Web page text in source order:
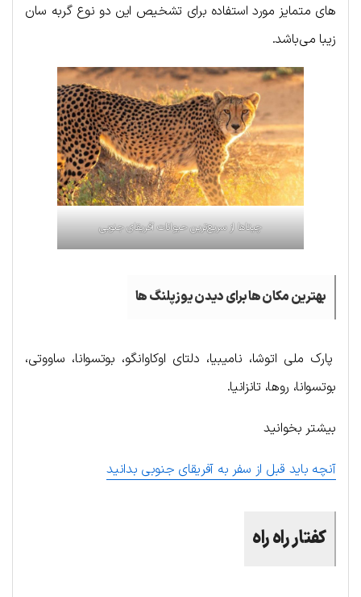
های متمایز مورد استفاده برای تشخیص این دو نوع گربه سان
زیبا می‌باشد.
چیتاها از سریع‌ترین حیوانات آفریقای جنوبی
بهترین مکان ها برای دیدن یوزپلنگ ها
پارک ملی اتوشا، نامیبیا، دلتای اوکاوانگو، بوتسوانا، ساووتی،
بوتسوانا، روها، تانزانیا.
بیشتر بخوانید
آنچه باید قبل از سفر به آفریقای جنوبی بدانید
کفتار راه راه